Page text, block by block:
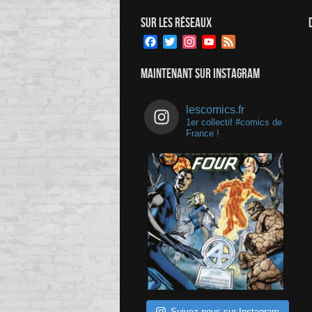
SUR LES RÉSEAUX
Facebook
TwitterInstagramYouTube
MAINTENANT SUR INSTAGRAM
lescomics.fr
1er collectif #comics de
France !